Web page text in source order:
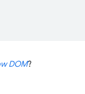
DOM?